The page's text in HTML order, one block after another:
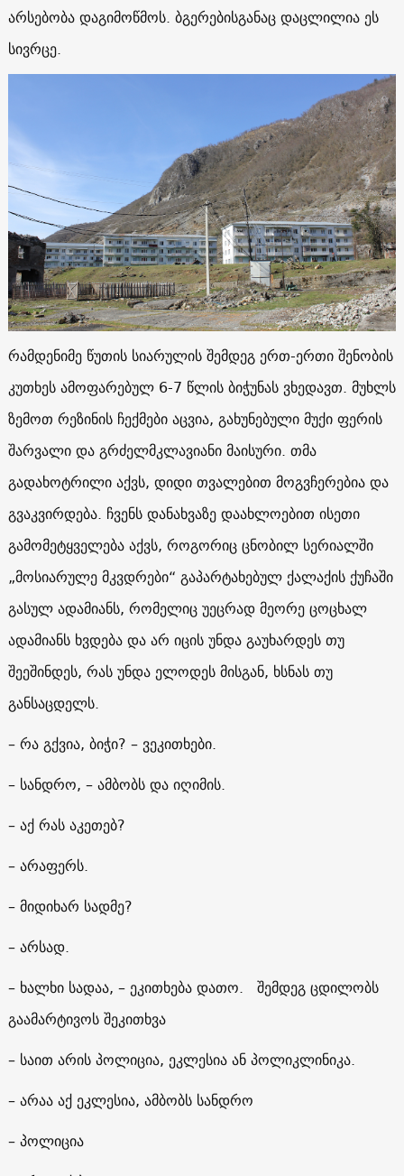
არსებობა დაგიმოწმოს. ბგერებისგანაც დაცლილია ეს
სივრცე.
რამდენიმე წუთის სიარულის შემდეგ ერთ-ერთი შენობის
კუთხეს ამოფარებულ 6-7 წლის ბიჭუნას ვხედავთ. მუხლს
ზემოთ რეზინის ჩექმები აცვია, გახუნებული მუქი ფერის
შარვალი და გრძელმკლავიანი მაისური. თმა
გადახოტრილი აქვს, დიდი თვალებით მოგვჩერებია და
გვაკვირდება. ჩვენს დანახვაზე დაახლოებით ისეთი
გამომეტყველება აქვს, როგორიც ცნობილ სერიალში
„მოსიარულე მკვდრები“ გაპარტახებულ ქალაქის ქუჩაში
გასულ ადამიანს, რომელიც უეცრად მეორე ცოცხალ
ადამიანს ხვდება და არ იცის უნდა გაუხარდეს თუ
შეეშინდეს, რას უნდა ელოდეს მისგან, ხსნას თუ
განსაცდელს.
– რა გქვია, ბიჭი? – ვეკითხები.
– სანდრო, – ამბობს და იღიმის.
– აქ რას აკეთებ?
– არაფერს.
– მიდიხარ სადმე?
– არსად.
– ხალხი სადაა, – ეკითხება დათო. შემდეგ ცდილობს
გაამარტივოს შეკითხვა
– საით არის პოლიცია, ეკლესია ან პოლიკლინიკა.
– არაა აქ ეკლესია, ამბობს სანდრო
– პოლიცია